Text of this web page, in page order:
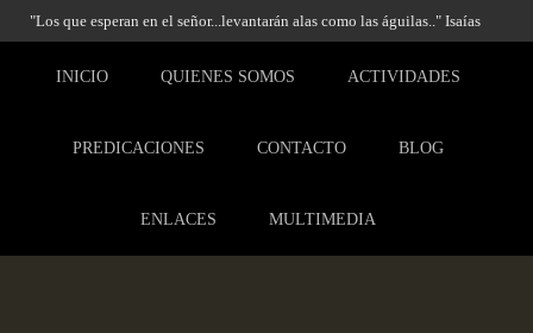
"Los que esperan en el señor...levantarán alas como las águilas.." Isaías
INICIO
QUIENES SOMOS ACTIVIDADES
PREDICACIONES CONTACTO BLOG
ENLACES MULTIMEDIA